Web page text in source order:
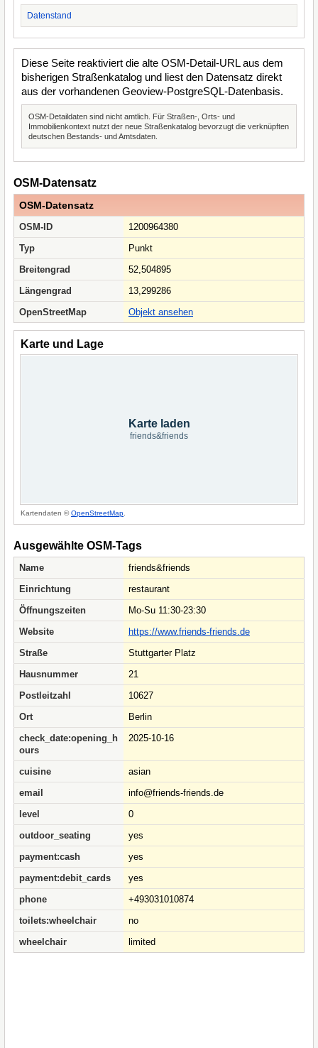
Datenstand
Diese Seite reaktiviert die alte OSM-Detail-URL aus dem
bisherigen Straßenkatalog und liest den Datensatz direkt
aus der vorhandenen Geoview-PostgreSQL-Datenbasis.
OSM-Detaildaten sind nicht amtlich. Für Straßen-, Orts- und
Immobilienkontext nutzt der neue Straßenkatalog bevorzugt die verknüpften
deutschen Bestands- und Amtsdaten.
OSM-Datensatz
OSM-Datensatz
OSM-ID
1200964380
Typ
Punkt
Breitengrad
52,504895
Längengrad
13,299286
OpenStreetMap
Objekt ansehen
Karte und Lage
Karte laden
friends&friends
Kartendaten ©OpenStreetMap
Ausgewählte OSM-Tags
Name
friends&friends
Einrichtung
restaurant
Öffnungszeiten
Mo-Su 11:30-23:30
Website
https://www.friends-friends.de
Straße
Stuttgarter Platz
Hausnummer
21
Postleitzahl
10627
Ort
Berlin
check_date:opening_h
ours
2025-10-16
cuisine
asian
email
info@friends-friends.de
level
0
outdoor_seating
yes
payment:cash
yes
payment:debit_cards
yes
phone
+493031010874
toilets:wheelchair
no
wheelchair
limited